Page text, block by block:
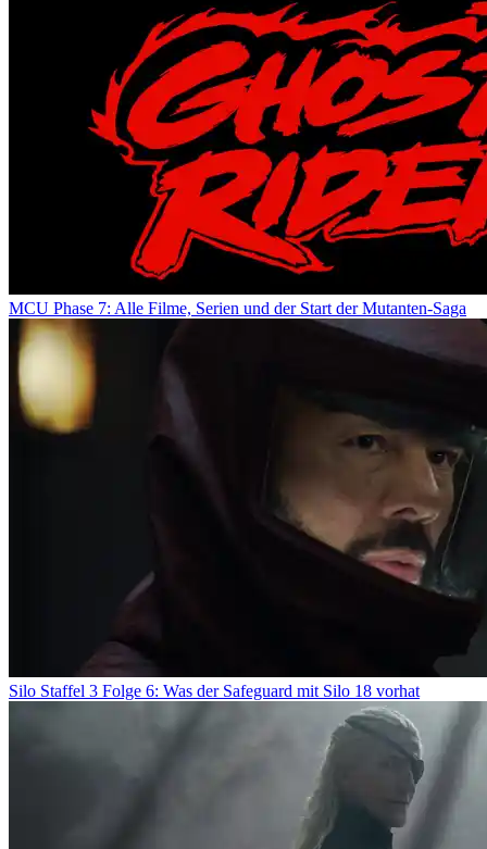
MCU Phase 7: Alle Filme, Serien und der Start der Mutanten-Saga
Silo Staffel 3 Folge 6: Was der Safeguard mit Silo 18 vorhat